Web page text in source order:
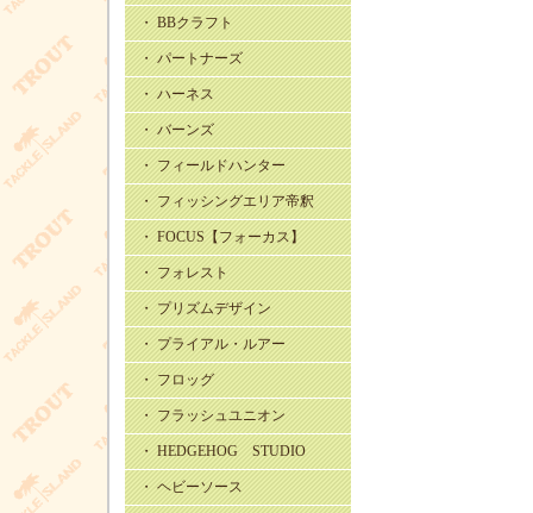
・ BBクラフト
・ パートナーズ
・ ハーネス
・ バーンズ
・ フィールドハンター
・ フィッシングエリア帝釈
・ FOCUS【フォーカス】
・ フォレスト
・ プリズムデザイン
・ プライアル・ルアー
・ フロッグ
・ フラッシュユニオン
・ HEDGEHOG STUDIO
・ ヘビーソース